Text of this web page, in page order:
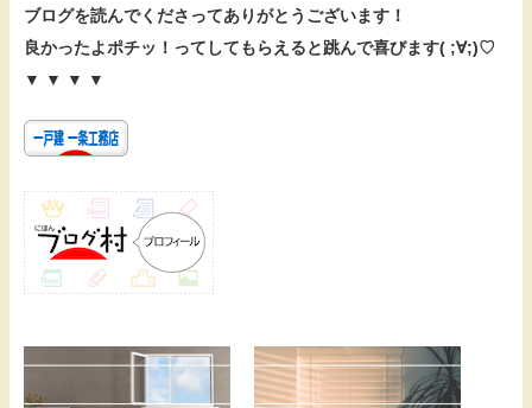
ブログを読んでくださってありがとうございます！
良かったよポチッ！ってしてもらえると跳んで喜びます( ;∀;)♡
▼ ▼ ▼ ▼